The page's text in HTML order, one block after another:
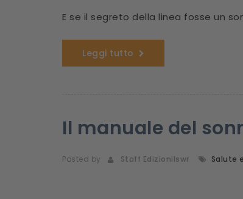
E se il segreto della linea fosse un
Leggi tutto
Il manuale del
Posted by Staff Edizionilswr Salute